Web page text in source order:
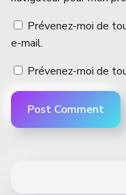
Prévenez-moi de
e-mail.
Prévenez-moi de